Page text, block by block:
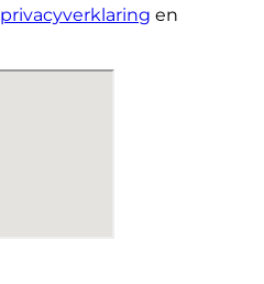
privacyverklaring en